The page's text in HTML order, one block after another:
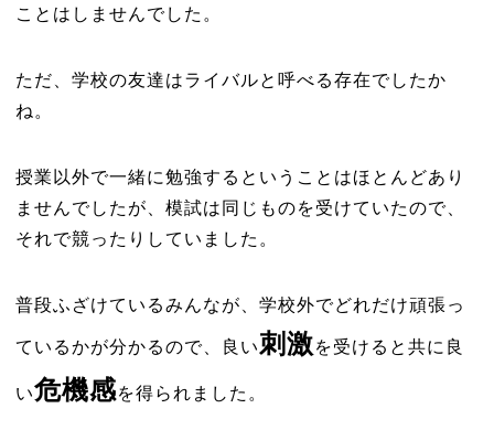
ことはしませんでした。
ただ、学校の友達はライバルと呼べる存在でしたか
ね。
授業以外で一緒に勉強するということはほとんどあり
ませんでしたが、模試は同じものを受けていたので、
それで競ったりしていました。
普段ふざけているみんなが、学校外でどれだけ頑張っ
ているかが分かるので、良い刺激を受けると共に良
い危機感を得られました。